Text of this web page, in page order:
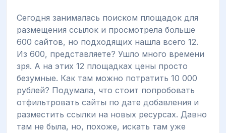
Сегодня занималась поиском площадок для
размещения ссылок и просмотрела больше
600 сайтов, но подходящих нашла всего 12.
Из 600, представляете? Ушло много времени
зря. А на этих 12 площадках цены просто
безумные. Как там можно потратить 10 000
рублей? Подумала, что стоит попробовать
отфильтровать сайты по дате добавления и
разместить ссылки на новых ресурсах. Давно
там не была, но, похоже, искать там уже